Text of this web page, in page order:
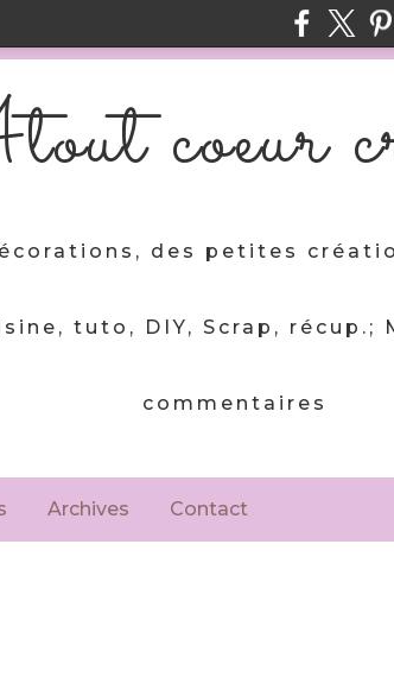
coeur
des petites
tuto, DIY, Scrap, récup.;
commentaires
Archives Contact